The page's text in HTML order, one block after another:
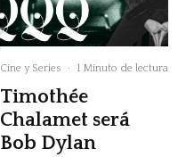
Cine y Series · 1 Minuto de lectura
Timothée
Chalamet será
Bob Dylan